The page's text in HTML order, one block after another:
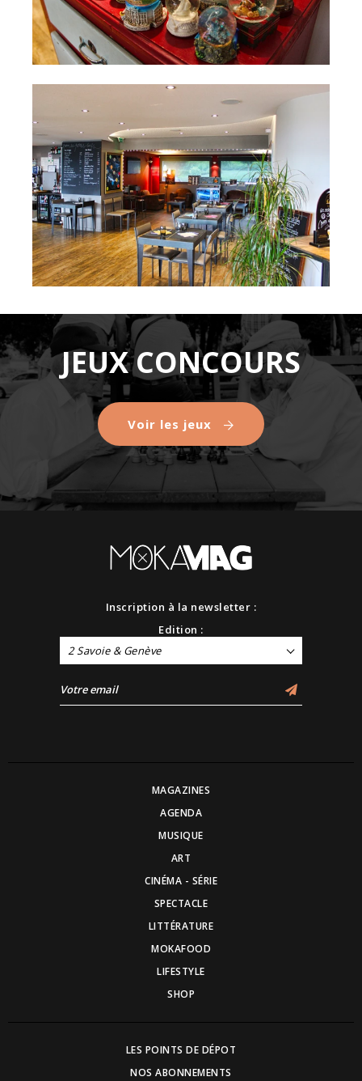
JEUX CONCOURS
Voir les jeux
Inscription à la newsletter :
Edition :
2 Savoie & Genève
MAGAZINES
AGENDA
MUSIQUE
ART
CINÉMA - SÉRIE
SPECTACLE
LITTÉRATURE
MOKAFOOD
LIFESTYLE
SHOP
LES POINTS DE DÉPOT
NOS ABONNEMENTS